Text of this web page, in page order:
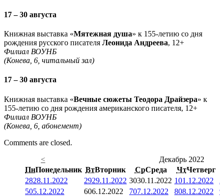
17 – 30 августа
Книжная выставка «Мятежная душа» к 155-летию со дня
рождения русского писателя Леонида Андреева, 12+
Филиал ВОУНБ
(Конева, 6, читальный зал)
17 – 30 августа
Книжная выставка «Вечные сюжеты Теодора Драйзера» к
155-летию со дня рождения американского писателя, 12+
Филиал ВОУНБ
(Конева, 6, абонемент)
Comments are closed.
<
Декабрь 2022
ПнПонедельник ВтВторник СрСреда ЧтЧетверг
2828.11.2022 2929.11.2022 3030.11.2022 101.12.2022
505.12.2022 606.12.2022 707.12.2022 808.12.2022